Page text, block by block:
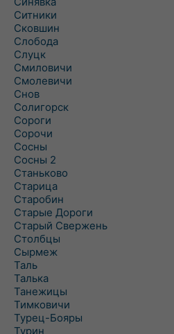
Ситники
Сковшин
Слобода
Слуцк
Смиловичи
Смолевичи
Снов
Солигорск
Сороги
Сорочи
Сосны
Сосны 2
Станьково
Старица
Старобин
Старые Дороги
Старый Свержень
Столбцы
Сырмеж
Таль
Талька
Танежицы
Тимковичи
Турец-Бояры
Турин